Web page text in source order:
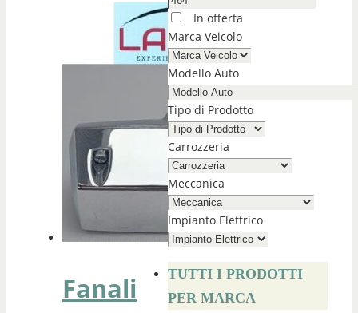
Fanali
In offerta
Marca Veicolo
Modello Auto
Tipo di Prodotto
Carrozzeria
Meccanica
Impianto Elettrico
TUTTI I PRODOTTI
PER MARCA